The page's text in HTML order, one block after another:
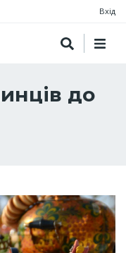
Вхід
до